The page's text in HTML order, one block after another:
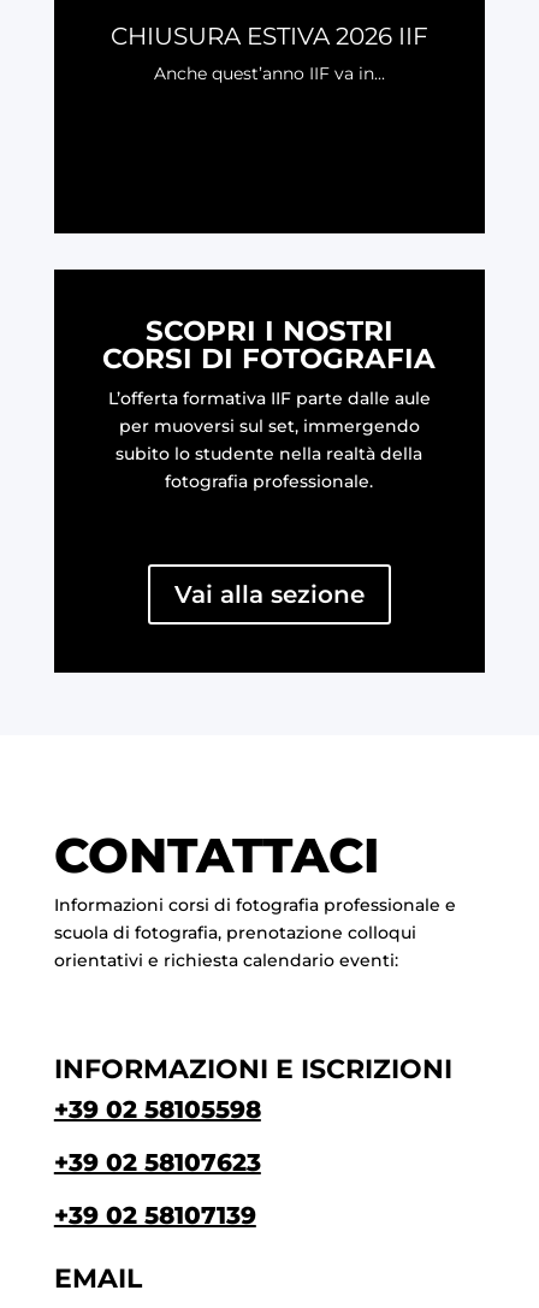
CHIUSURA ESTIVA 2026 IIF
Anche quest’anno IIF va in...
SCOPRI I NOSTRI
CORSI DI FOTOGRAFIA
L’offerta formativa IIF parte dalle aule
per muoversi sul set, immergendo
subito lo studente nella realtà della
fotografia professionale.
Vai alla sezione
CONTATTACI
Informazioni corsi di fotografia professionale e
scuola di fotografia, prenotazione colloqui
orientativi e richiesta calendario eventi:
INFORMAZIONI E ISCRIZIONI
+39 02 58105598
+39 02 58107623
+39 02 58107139
EMAIL